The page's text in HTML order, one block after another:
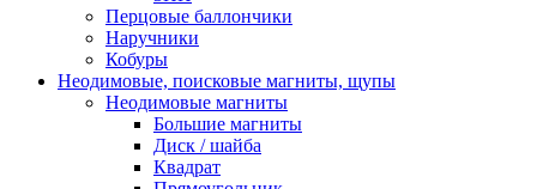
Перцовые баллончики
Наручники
Кобуры
Неодимовые, поисковые магниты, щупы
Неодимовые магниты
Большие магниты
Диск / шайба
Квадрат